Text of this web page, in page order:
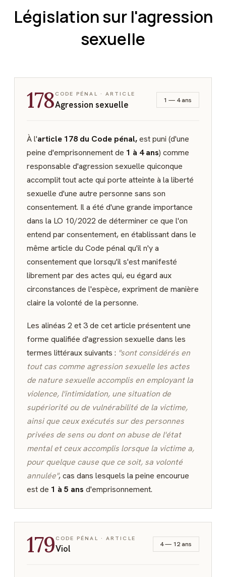
Législation sur l'agression
sexuelle
178 CODE PÉNAL · ARTICLE
Agression sexuelle 1 — 4 ans
À l'article 178 du Code pénal,est puni (d'une
peine d'emprisonnement de 1 à 4 ans) comme
responsable d'agression sexuelle quiconque
accomplit tout acte qui porte atteinte à la liberté
sexuelle d'une autre personne sans son
consentement. Il a été d'une grande importance
dans la LO 10/2022 de déterminer ce que l'on
entend par consentement, en établissant dans le
même article du Code pénal qu'il n'y a
consentement que lorsqu'il s'est manifesté
librement par des actes qui, eu égard aux
circonstances de l'espèce, expriment de manière
claire la volonté de la personne.
Les alinéas 2 et 3 de cet article présentent une
forme qualifiée d'agression sexuelle dans les
termes littéraux suivants : "sont considérés en
tout cas comme agression sexuelle les actes
de nature sexuelle accomplis en employant la
violence, l'intimidation, une situation de
supériorité ou de vulnérabilité de la victime,
ainsi que ceux exécutés sur des personnes
privées de sens ou dont on abuse de l'état
mental et ceux accomplis lorsque la victime a,
pour quelque cause que ce soit, sa volonté
annulée", cas dans lesquels la peine encourue
est de 1 à 5 ans d'emprisonnement.
179 CODE PÉNAL · ARTICLE
Viol 4 — 12 ans